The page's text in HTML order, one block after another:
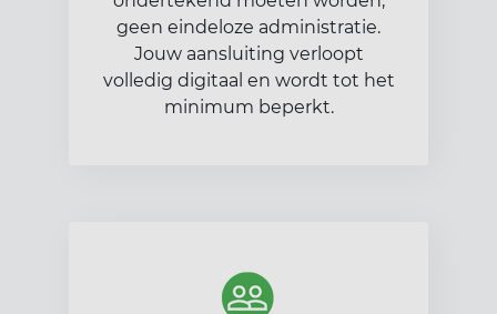
geen eindeloze administratie.
Jouw aansluiting verloopt
volledig digitaal en wordt tot het
minimum beperkt.